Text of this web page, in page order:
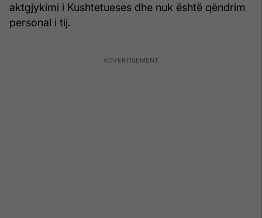
aktgjykimi i Kushtetueses dhe nuk është qëndrim
personal i tij.